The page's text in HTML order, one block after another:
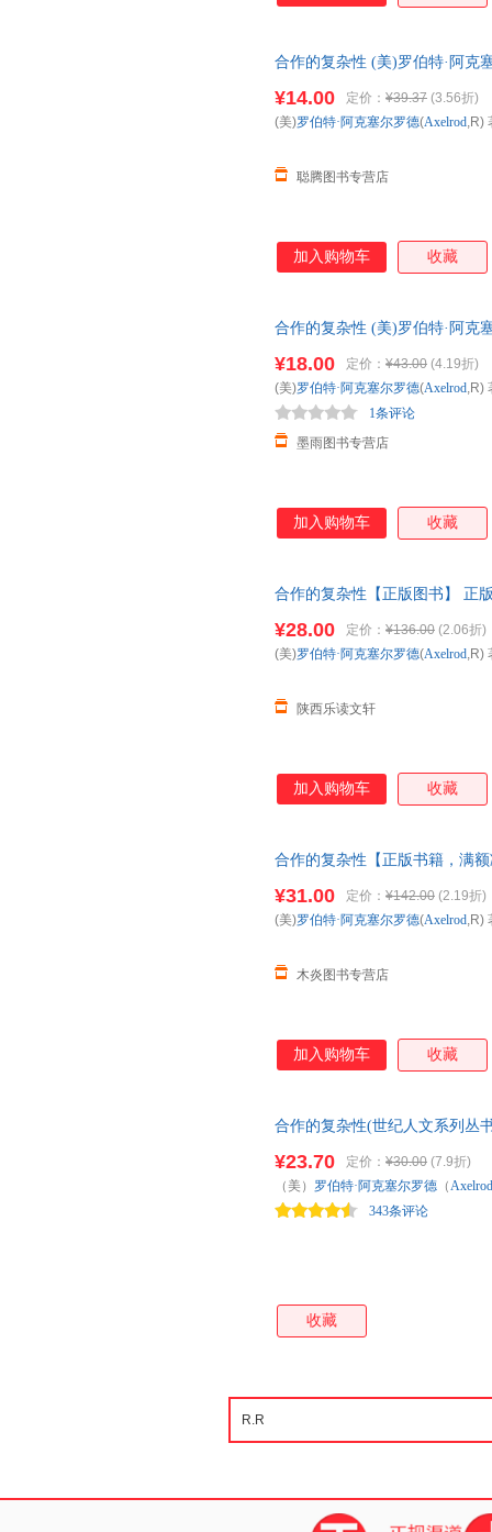
合作的复杂性 (美)罗伯特·阿克
¥14.00 定价： ¥39.37 (3.56折)
聪腾图书专营店
(美)罗伯特·阿克塞尔罗德(Axelrod,R)
加入购物车 收藏
合作的复杂性 (美)罗伯特·阿克
¥18.00 定价： ¥43.00 (4.19折)
墨雨图书专营店
1条评论
(美)罗伯特·阿克塞尔罗德(Axelrod,R)
加入购物车 收藏
合作的复杂性【正版图书】 正
¥28.00 定价： ¥136.00 (2.06折)
陕西乐读文轩
(美)罗伯特·阿克塞尔罗德(Axelrod,R)
加入购物车 收藏
合作的复杂性【正版书籍，满
¥31.00 定价： ¥142.00 (2.19折)
木炎图书专营店
(美)罗伯特·阿克塞尔罗德(Axelrod,R)
加入购物车 收藏
合作的复杂性(世纪人文系列丛
¥23.70 定价： ¥30.00 (7.9折)
343条评论
（美） 罗伯特·阿克塞尔罗德 （Axelrod
收藏